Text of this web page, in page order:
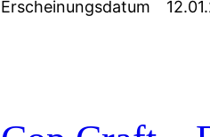
Erscheinungsdatum